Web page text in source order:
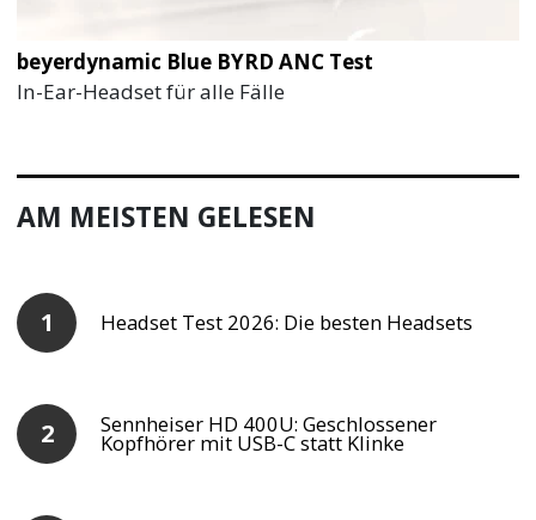
beyerdynamic Blue BYRD ANC Test
In-Ear-Headset für alle Fälle
AM MEISTEN GELESEN
Headset Test 2026: Die besten Headsets
Sennheiser HD 400U: Geschlossener
Kopfhörer mit USB-C statt Klinke